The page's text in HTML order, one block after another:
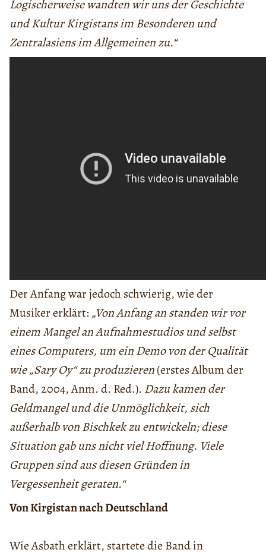
Logischerweise wandten wir uns der Geschichte
und Kultur Kirgistans im Besonderen und
Zentralasiens im Allgemeinen zu.“
Der Anfang war jedoch schwierig, wie der
Musiker erklärt: „Von Anfang an standen wir vor
einem Mangel an Aufnahmestudios und selbst
eines Computers, um ein Demo von der Qualität
wie „Sary Oy“ zu produzieren(erstes Album der
Band, 2004, Anm. d. Red.). Dazu kamen der
Geldmangel und die Unmöglichkeit, sich
außerhalb von Bischkek zu entwickeln; diese
Situation gab uns nicht viel Hoffnung. Viele
Gruppen sind aus diesen Gründen in
Vergessenheit geraten.“
Von Kirgistan nach Deutschland
Wie Asbath erklärt, startete die Band in